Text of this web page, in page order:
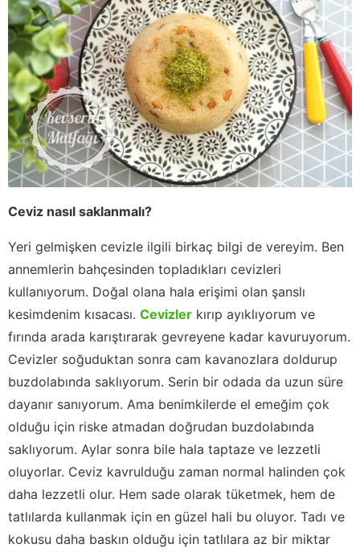
Ceviz nasıl saklanmalı?
Yeri gelmişken cevizle ilgili birkaç bilgi de vereyim. Ben
annemlerin bahçesinden topladıkları cevizleri
kullanıyorum. Doğal olana hala erişimi olan şanslı
kesimdenim kısacası. Cevizler kırıp ayıklıyorum ve
fırında arada karıştırarak gevreyene kadar kavuruyorum.
Cevizler soğuduktan sonra cam kavanozlara doldurup
buzdolabında saklıyorum. Serin bir odada da uzun süre
dayanır sanıyorum. Ama benimkilerde el emeğim çok
olduğu için riske atmadan doğrudan buzdolabında
saklıyorum. Aylar sonra bile hala taptaze ve lezzetli
oluyorlar. Ceviz kavrulduğu zaman normal halinden çok
daha lezzetli olur. Hem sade olarak tüketmek, hem de
tatlılarda kullanmak için en güzel hali bu oluyor. Tadı ve
kokusu daha baskın olduğu için tatlılara az bir miktar